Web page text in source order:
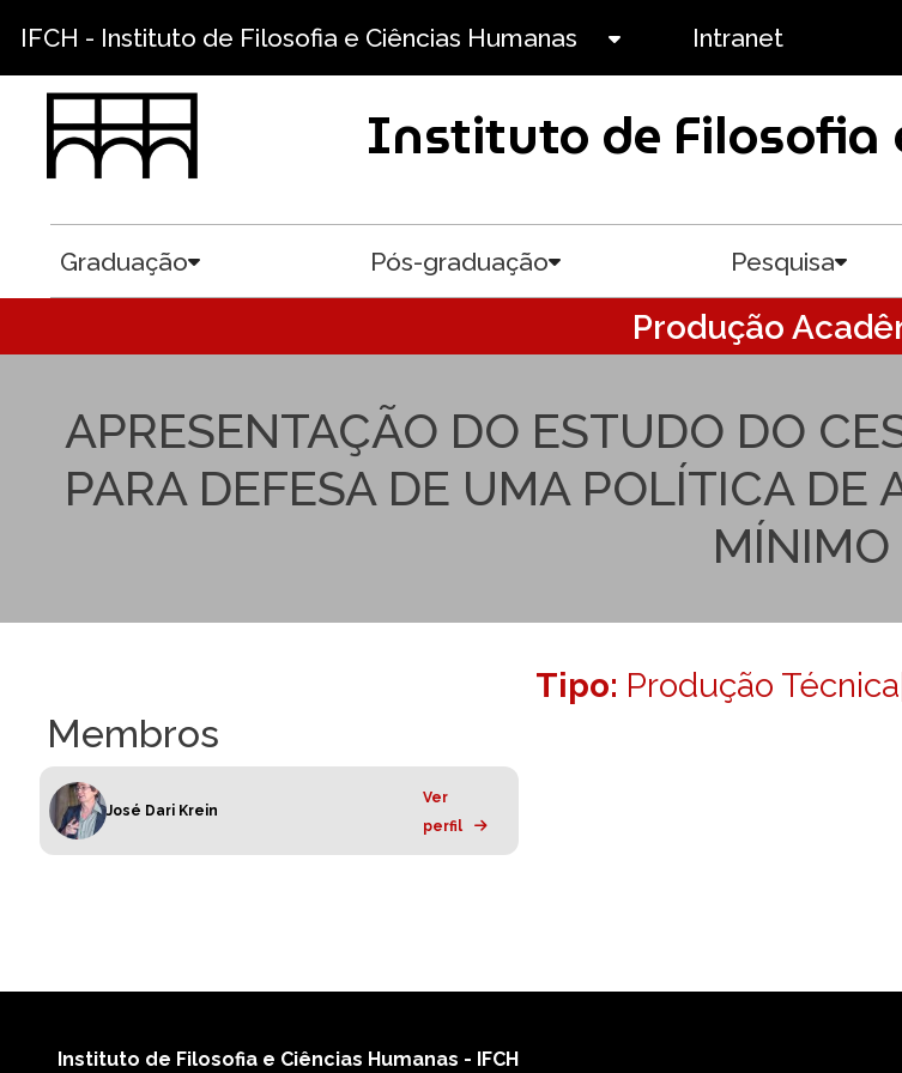
IFCH - Instituto de Filosofia e Ciências Humanas Intranet
Instituto de Filosofia
Graduação Pós-graduação Pesquisa
Produção
APRESENTAÇÃO DO ESTUDO DO
PARA DEFESA DE UMA POLÍTICA DE
MÍNIMO
Tipo: Produção Técnica
Membros
José Dari Krein
Ver
perfil
Instituto de Filosofia e Ciências Humanas - IFCH